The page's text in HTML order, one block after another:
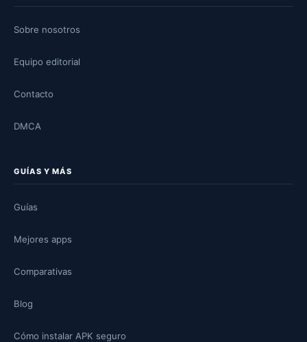
Sobre nosotros
Equipo editorial
Contacto
DMCA
GUÍAS Y MÁS
Guías
Mejores apps
Comparativas
Blog
Cómo instalar APK seguro